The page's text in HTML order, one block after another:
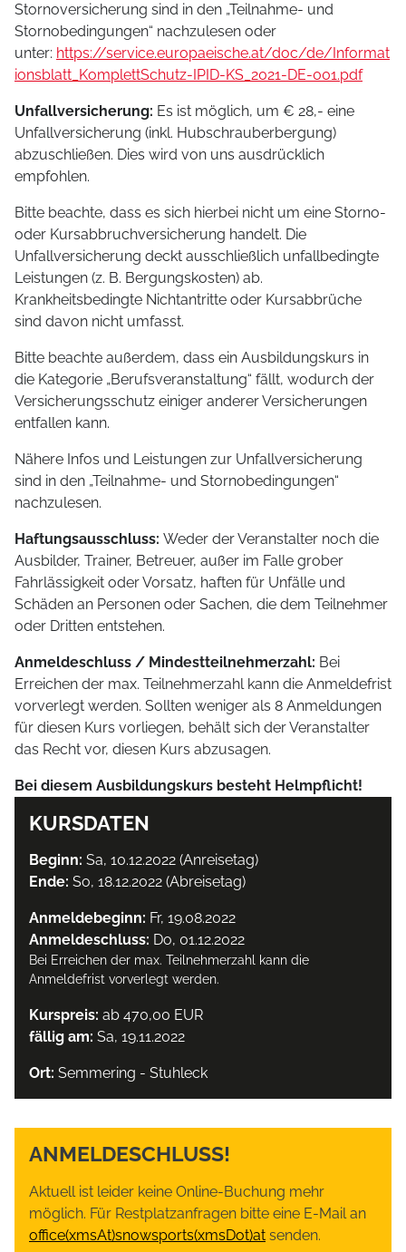
Stornoversicherung sind in den „Teilnahme- und
Stornobedingungen“ nachzulesen oder
unter: https://service.europaeische.at/doc/de/Informat
ionsblatt_KomplettSchutz-IPID-KS_2021-DE-001.pdf
Unfallversicherung: Es ist möglich, um € 28,- eine
Unfallversicherung (inkl. Hubschrauberbergung)
abzuschließen. Dies wird von uns ausdrücklich
empfohlen.
Bitte beachte, dass es sich hierbei nicht um eine Storno-
oder Kursabbruchversicherung handelt. Die
Unfallversicherung deckt ausschließlich unfallbedingte
Leistungen (z. B. Bergungskosten) ab.
Krankheitsbedingte Nichtantritte oder Kursabbrüche
sind davon nicht umfasst.
Bitte beachte außerdem, dass ein Ausbildungskurs in
die Kategorie „Berufsveranstaltung“ fällt, wodurch der
Versicherungsschutz einiger anderer Versicherungen
entfallen kann.
Nähere Infos und Leistungen zur Unfallversicherung
sind in den „Teilnahme- und Stornobedingungen“
nachzulesen.
Haftungsausschluss: Weder der Veranstalter noch die
Ausbilder, Trainer, Betreuer, außer im Falle grober
Fahrlässigkeit oder Vorsatz, haften für Unfälle und
Schäden an Personen oder Sachen, die dem Teilnehmer
oder Dritten entstehen.
Anmeldeschluss / Mindestteilnehmerzahl: Bei
Erreichen der max. Teilnehmerzahl kann die Anmeldefrist
vorverlegt werden. Sollten weniger als 8 Anmeldungen
für diesen Kurs vorliegen, behält sich der Veranstalter
das Recht vor, diesen Kurs abzusagen.
Bei diesem Ausbildungskurs besteht Helmpflicht!
KURSDATEN
Beginn: Sa, 10.12.2022 (Anreisetag)
Ende: So, 18.12.2022 (Abreisetag)
Anmeldebeginn: Fr, 19.08.2022
Anmeldeschluss: Do, 01.12.2022
Bei Erreichen der max. Teilnehmerzahl kann die
Anmeldefrist vorverlegt werden.
Kurspreis: ab 470,00 EUR
fällig am: Sa, 19.11.2022
Ort: Semmering - Stuhleck
ANMELDESCHLUSS!
Aktuell ist leider keine Online-Buchung mehr
möglich. Für Restplatzanfragen bitte eine E-Mail an
office(xmsAt)snowsports(xmsDot)at senden.